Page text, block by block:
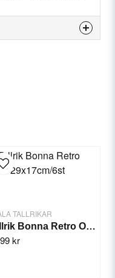
TALLRIKAR
Tallrik Bonna Retro Oval 29x17cm/6st
kr